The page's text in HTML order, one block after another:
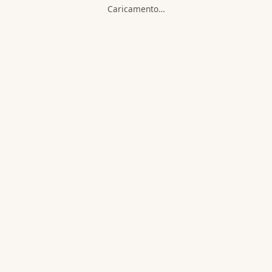
Caricamento…